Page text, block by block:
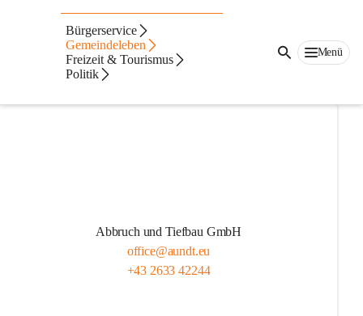
Bürgerservice
Gemeindeleben
Freizeit & Tourismus
Politik
Menü
Firmen A-Z
Das blaue Gutscheinsymbol zeigt an, ob
Piesting-Gutscheine angenommen werden
Abbruch und Tiefbau GmbH
office@aundt.eu
+43 2633 42244